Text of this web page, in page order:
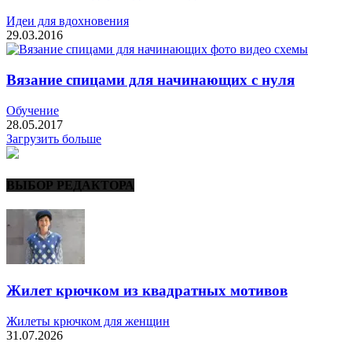
Идеи для вдохновения
29.03.2016
Вязание спицами для начинающих с нуля
Обучение
28.05.2017
Загрузить больше
ВЫБОР РЕДАКТОРА
Жилет крючком из квадратных мотивов
Жилеты крючком для женщин
31.07.2026